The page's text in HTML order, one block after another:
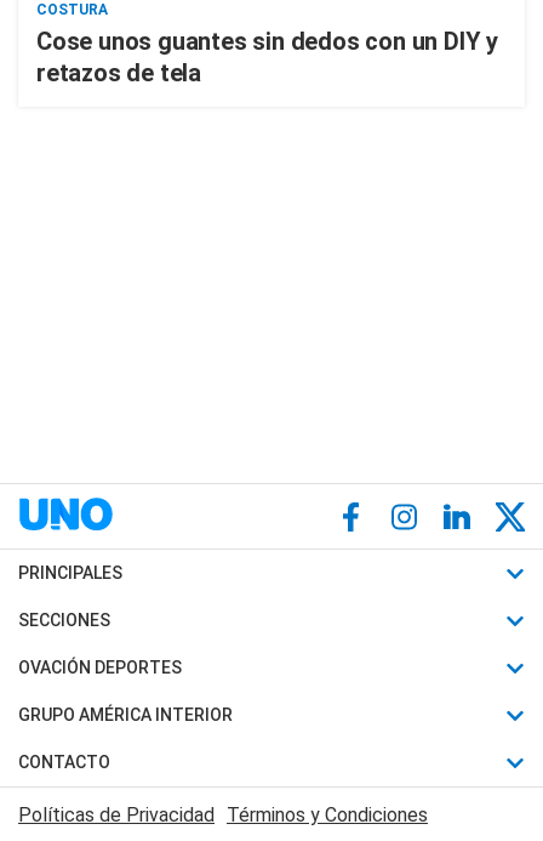
COSTURA
Cose unos guantes sin dedos con un DIY y
retazos de tela
PRINCIPALES
Últimas Noticias
Política
Judiciales
Economia
SECCIONES
Horóscopo
Motores
Trucos caseros
Series y Películas
OVACIÓN DEPORTES
Fútbol
Mundial
Automovilismo
Rugby
GRUPO AMÉRICA INTERIOR
Canal 7 en Vivo
CONTACTO
Acerca de Nosotros
Políticas de Privacidad Términos y Condiciones